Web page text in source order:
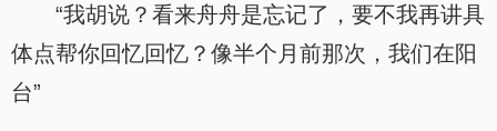
“我胡说？看来舟舟是忘记了，要不我再讲具
体点帮你回忆回忆？像半个月前那次，我们在阳
台”